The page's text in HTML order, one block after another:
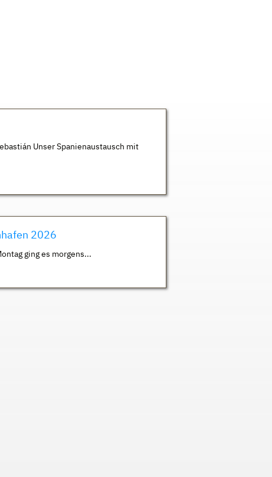
Unser Spanienaustausch mit
2026
ging es morgens...